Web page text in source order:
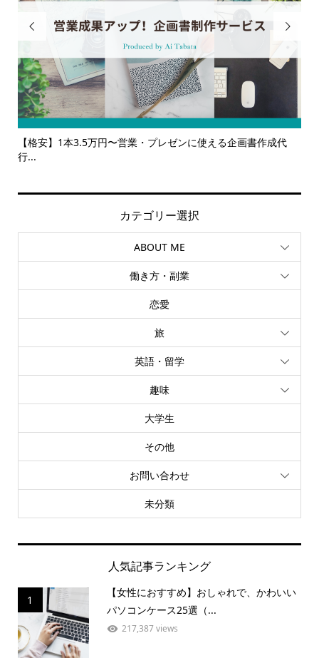

書作成代
【サービス一覧】広報・企画・デザインの単発依頼から

カテゴリー選択
ABOUT ME
働き方・副業
恋愛
旅
英語・留学
趣味
大学生
その他
お問い合わせ
未分類
人気記事ランキング
1
【女性におすすめ】おしゃれで、かわいい
パソコンケース25選（...
217,387 views